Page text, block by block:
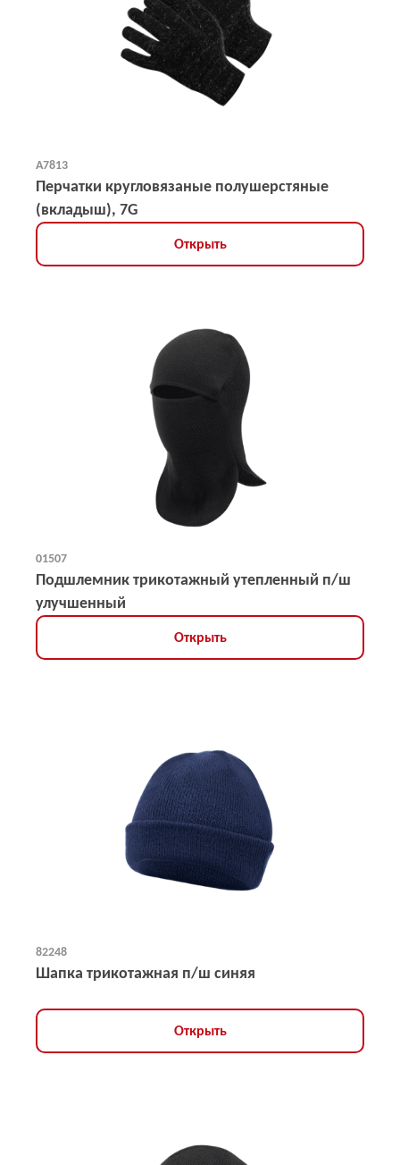
А7813
Перчатки кругловязаные полушерстяные
(вкладыш), 7G
Открыть
01507
Подшлемник трикотажный утепленный п/ш
улучшенный
Открыть
82248
Шапка трикотажная п/ш синяя
Открыть